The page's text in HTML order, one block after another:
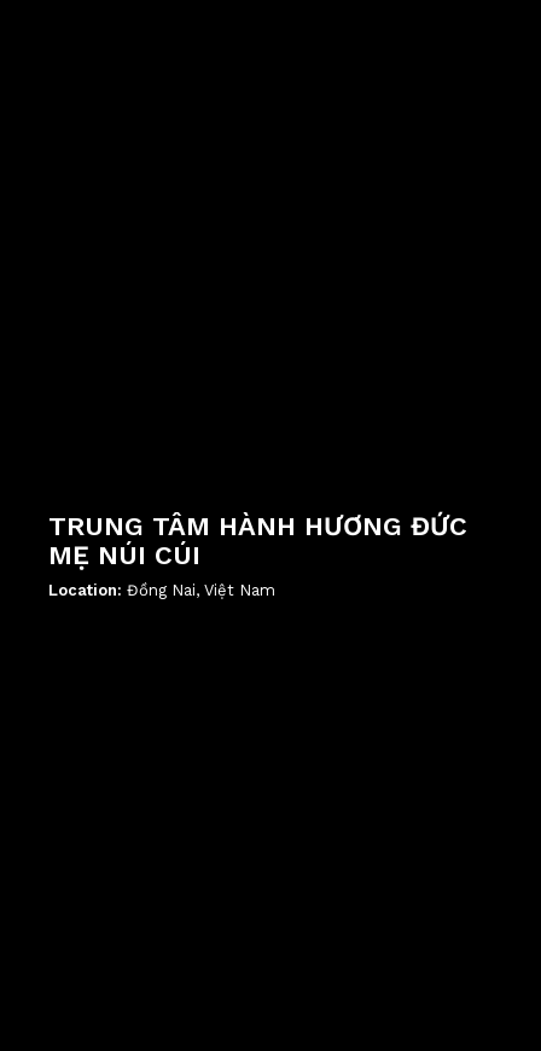
TRUNG TÂM HÀNH HƯƠNG ĐỨC
MẸ NÚI CÚI
Location: Đồng Nai, Việt Nam